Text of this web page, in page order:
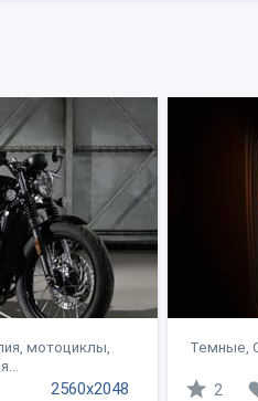
мотоциклы,
2560x2048
Темные,
2